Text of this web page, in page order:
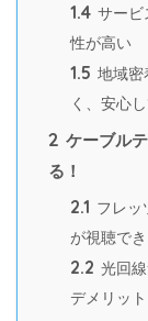
1.4 サービ
性が高い
1.5 地域密
く、安心
2 ケーブル
る！
2.1 フレッ
が視聴で
2.2 光回
デメリット